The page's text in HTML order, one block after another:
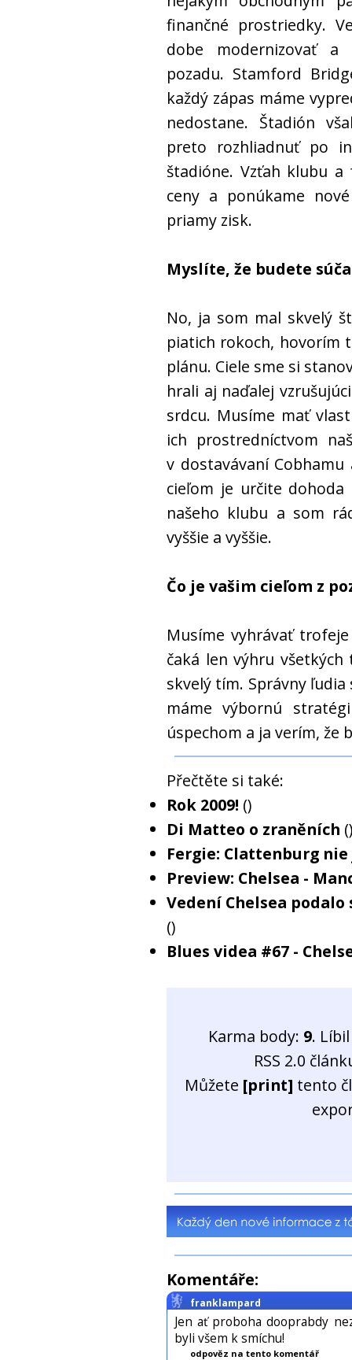
finančné prostriedky.
dobe modernizovať a
pozadu. Stamford
každý zápas máme
nedostane. Štadión
preto rozhliadnuť po
štadióne. Vzťah klubu a
ceny a ponúkame
priamy zisk.
Myslíte, že budete
No, ja som mal skvelý
piatich rokoch, hovorím
plánu. Ciele sme si
hrali aj naďalej
srdcu. Musíme mať
ich prostredníctvom
v dostavávaní
cieľom je určite
našeho klubu a som
vyššie a vyššie.
Čo je vašim cieľom z
Musíme vyhrávať
čaká len výhru
skvelý tím. Správny
máme výbornú
úspechom a ja verím, že
Přečtěte si také:
Rok 2009! ()
Di Matteo o zraněních ()
Fergie: Clattenburg
Preview: Chelsea -
Vedení Chelsea
()
Blues videa #67 -
Karma body: 9.
RSS 2.0
Můžete [print] tento
Komentáře:
franklampard
Jen ať proboha dooprabdy
byli všem k smíchu!
odpověz na tento komentář